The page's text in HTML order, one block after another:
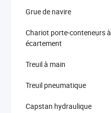
Grue de navire
Chariot porte-conteneurs à
écartement
Treuil à main
Treuil pneumatique
Capstan hydraulique